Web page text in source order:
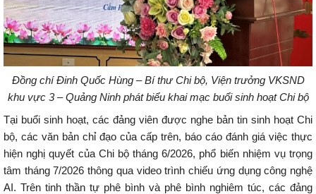
Đồng chí Đinh Quốc Hùng – Bí thư Chi bộ, Viện trưởng VKSND
khu vực 3 – Quảng Ninh phát biểu khai mạc buổi sinh hoạt Chi bộ
Tại buổi sinh hoạt, các đảng viên được nghe bản tin sinh hoạt Chi
bộ, các văn bản chỉ đạo của cấp trên, báo cáo đánh giá việc thực
hiện nghị quyết của Chi bộ tháng 6/2026, phổ biến nhiệm vụ trọng
tâm tháng 7/2026 thông qua video trình chiếu ứng dụng công nghệ
AI. Trên tinh thần tự phê bình và phê bình nghiêm túc, các đảng